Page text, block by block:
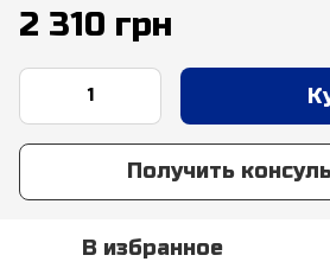
2 310 грн
Получить
В избранное